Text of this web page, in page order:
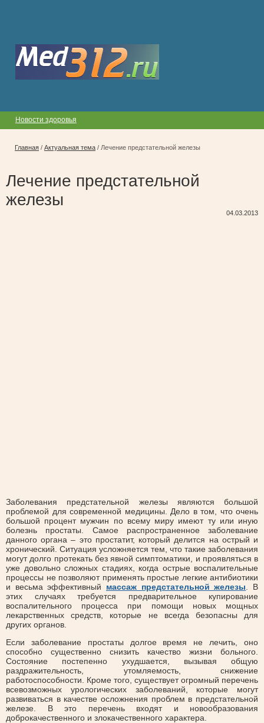
Новости здоровья
Главная / Актуальная тема / Лечение предстательной железы
Лечение предстательной
железы
04.03.2013
Заболевания предстательной железы являются большой
проблемой для современной медицины. Дело в том, что очень
большой процент мужчин по всему миру имеют ту или иную
болезнь простаты. Самое распространенное заболевание
данного органа – это простатит, который делится на острый и
хронический. Ситуация усложняется тем, что такие заболевания
могут долго протекать без явной симптоматики, и проявляться в
уже довольно сложных стадиях, когда острые воспалительные
процессы не позволяют применять простые легкие антибиотики
и весьма эффективный массаж предстательной железы . В
этих случаях требуется предварительное купирование
воспалительного процесса при помощи новых мощных
лекарственных средств, которые не всегда безопасны для
других органов.
Если заболевание простаты долгое время не лечить, оно
способно существенно снизить качество жизни больного.
Состояние постепенно ухудшается, вызывая общую
раздражительность, утомляемость, снижение
работоспособности. Кроме того, существует огромный перечень
всевозможных урологических заболеваний, которые могут
развиваться в качестве осложнения проблем в предстательной
железе. В это перечень входят и новообразования
доброкачественного и злокачественного характера.